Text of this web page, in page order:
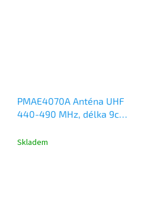
PMAE4070A Anténa UHF
440-490 MHz, délka 9cm,
DP3441, DP4000, R7, R5,
Skladem